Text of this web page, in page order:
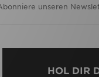
HOL DIR